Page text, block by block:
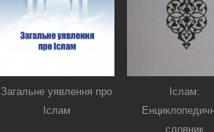
Загальне уявлення про
Іслам
Іслам:
словник